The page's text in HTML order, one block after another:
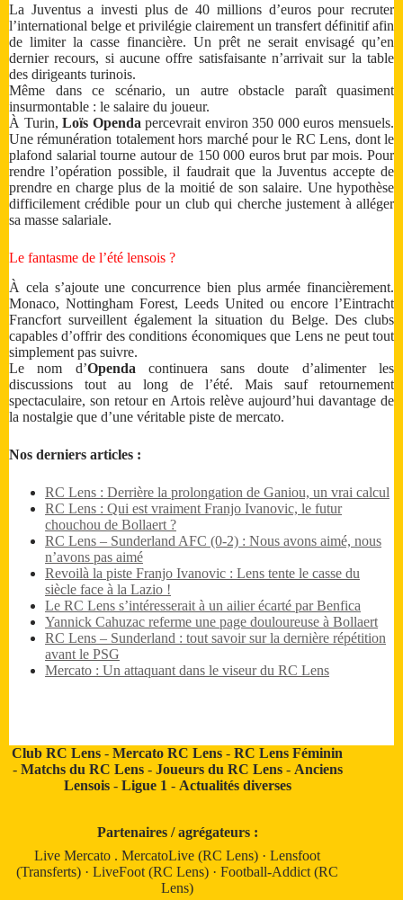
La Juventus a investi plus de 40 millions d’euros pour recruter
l’international belge et privilégie clairement un transfert définitif afin
de limiter la casse financière. Un prêt ne serait envisagé qu’en
dernier recours, si aucune offre satisfaisante n’arrivait sur la table
des dirigeants turinois.
Même dans ce scénario, un autre obstacle paraît quasiment
insurmontable : le salaire du joueur.
À Turin,Loïs Openda percevrait environ 350 000 euros mensuels.
Une rémunération totalement hors marché pour le RC Lens, dont le
plafond salarial tourne autour de 150 000 euros brut par mois. Pour
rendre l’opération possible, il faudrait que la Juventus accepte de
prendre en charge plus de la moitié de son salaire. Une hypothèse
difficilement crédible pour un club qui cherche justement à alléger
sa masse salariale.
Le fantasme de l’été lensois ?
À cela s’ajoute une concurrence bien plus armée financièrement.
Monaco, Nottingham Forest, Leeds United ou encore l’Eintracht
Francfort surveillent également la situation du Belge. Des clubs
capables d’offrir des conditions économiques que Lens ne peut tout
simplement pas suivre.
Le nom d’Openda continuera sans doute d’alimenter les
discussions tout au long de l’été. Mais sauf retournement
spectaculaire, son retour en Artois relève aujourd’hui davantage de
la nostalgie que d’une véritable piste de mercato.
Nos derniers articles :
RC Lens : Derrière la prolongation de Ganiou, un vrai calcul
RC Lens : Qui est vraiment Franjo Ivanovic, le futur
chouchou de Bollaert ?
RC Lens – Sunderland AFC (0-2) : Nous avons aimé, nous
n’avons pas aimé
Revoilà la piste Franjo Ivanovic : Lens tente le casse du
siècle face à la Lazio !
Le RC Lens s’intéresserait à un ailier écarté par Benfica
Yannick Cahuzac referme une page douloureuse à Bollaert
RC Lens – Sunderland : tout savoir sur la dernière répétition
avant le PSG
Mercato : Un attaquant dans le viseur du RC Lens
Club RC Lens -Mercato RC Lens -RC Lens Féminin
- Matchs du RC Lens- Joueurs du RC Lens- Anciens
Lensois- Ligue 1 - Actualités diverses
Partenaires / agrégateurs :
Live Mercato .MercatoLive (RC Lens) ·Lensfoot
(Transferts) ·LiveFoot (RC Lens) ·Football-Addict (RC
Lens)